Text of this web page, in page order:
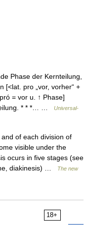
Phase der Kernteilung,
[<lat. pro „vor, vorher“ +
= vor u. ↑ Phase]
* * *… …
Universal-
of each division of
visible under the
ocurs in five stages (see
diakinesis) …
The new
18+